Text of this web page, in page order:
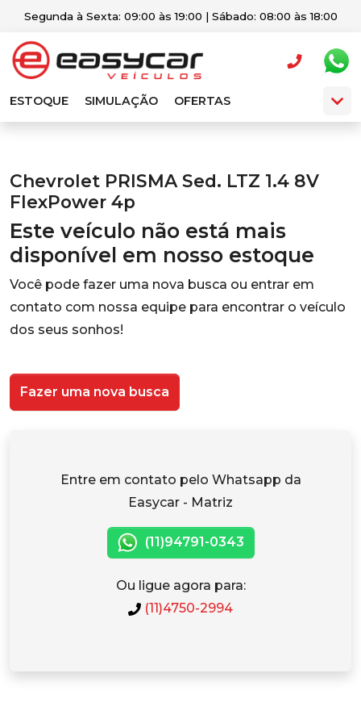
Segunda à Sexta: 09:00 às 19:00 | Sábado: 08:00 às 18:00
ESTOQUE SIMULAÇÃO OFERTAS
Chevrolet PRISMA Sed. LTZ 1.4 8V
FlexPower 4p
Este veículo não está mais
disponível em nosso estoque
Você pode fazer uma nova busca ou entrar em
contato com nossa equipe para encontrar o veículo
dos seus sonhos!
Fazer uma nova busca
Entre em contato pelo Whatsapp da
Easycar - Matriz
(11)94791-0343
Ou ligue agora para:
(11)4750-2994